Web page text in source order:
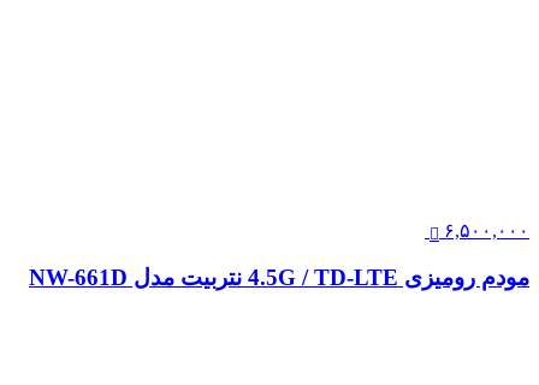
۶,۵۰۰,۰۰۰
مودم رومیزی 4.5G / TD-LTE نتربیت مدل NW-661D